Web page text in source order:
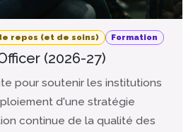
repos (et de soins) Formation
(2026-27)
pour soutenir les institutions
d'une stratégie
continue de la qualité des